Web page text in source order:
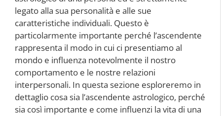
legato alla sua personalità e alle sue
caratteristiche individuali. Questo è
particolarmente importante perché l’ascendente
rappresenta il modo in cui ci presentiamo al
mondo e influenza notevolmente il nostro
comportamento e le nostre relazioni
interpersonali. In questa sezione esploreremo in
dettaglio cosa sia l’ascendente astrologico, perché
sia così importante e come influenzi la vita di una